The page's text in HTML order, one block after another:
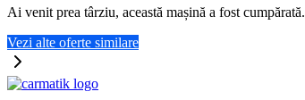
Ai venit prea târziu, această mașină a fost cumpărată.
Vezi alte oferte similare